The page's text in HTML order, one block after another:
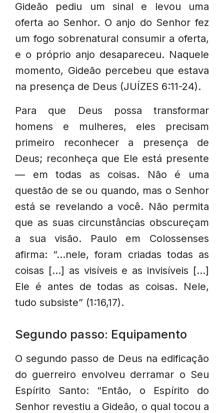
Gideão pediu um sinal e levou uma
oferta ao Senhor. O anjo do Senhor fez
um fogo sobrenatural consumir a oferta,
e o próprio anjo desapareceu. Naquele
momento, Gideão percebeu que estava
na presença de Deus (JUÍZES 6:11-24).
Para que Deus possa transformar
homens e mulheres, eles precisam
primeiro reconhecer a presença de
Deus; reconheça que Ele está presente
— em todas as coisas. Não é uma
questão de se ou quando, mas o Senhor
está se revelando a você. Não permita
que as suas circunstâncias obscureçam
a sua visão. Paulo em Colossenses
afirma: “…nele, foram criadas todas as
coisas […] as visíveis e as invisíveis […]
Ele é antes de todas as coisas. Nele,
tudo subsiste” (1:16,17).
Segundo passo: Equipamento
O segundo passo de Deus na edificação
do guerreiro envolveu derramar o Seu
Espírito Santo: “Então, o Espírito do
Senhor revestiu a Gideão, o qual tocou a